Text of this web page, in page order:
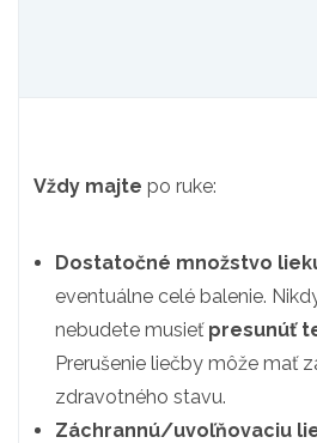
Vždy majte po ruke:
Dostatočné množstvo
eventuálne celé balenie.
nebudete musieť presunúť
Prerušenie liečby môže mať
zdravotného stavu.
Záchrannú/uvoľňovaciu